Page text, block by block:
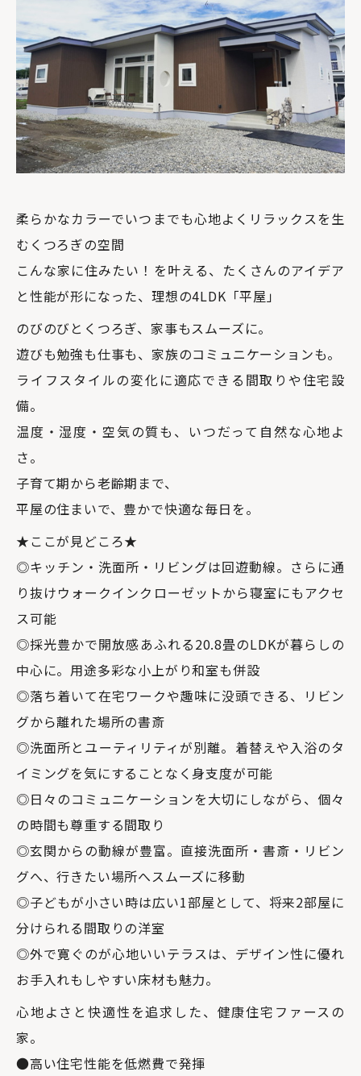
柔らかなカラーでいつまでも心地よくリラックスを生
むくつろぎの空間
こんな家に住みたい！を叶える、たくさんのアイデア
と性能が形になった、理想の4LDK「平屋」
のびのびとくつろぎ、家事もスムーズに。
遊びも勉強も仕事も、家族のコミュニケーションも。
ライフスタイルの変化に適応できる間取りや住宅設
備。
温度・湿度・空気の質も、いつだって自然な心地よ
さ。
子育て期から老齢期まで、
平屋の住まいで、豊かで快適な毎日を。
★ここが見どころ★
◎キッチン・洗面所・リビングは回遊動線。さらに通
り抜けウォークインクローゼットから寝室にもアクセ
ス可能
◎採光豊かで開放感あふれる20.8畳のLDKが暮らしの
中心に。用途多彩な小上がり和室も併設
◎落ち着いて在宅ワークや趣味に没頭できる、リビン
グから離れた場所の書斎
◎洗面所とユーティリティが別離。着替えや入浴のタ
イミングを気にすることなく身支度が可能
◎日々のコミュニケーションを大切にしながら、個々
の時間も尊重する間取り
◎玄関からの動線が豊富。直接洗面所・書斎・リビン
グへ、行きたい場所へスムーズに移動
◎子どもが小さい時は広い1部屋として、将来2部屋に
分けられる間取りの洋室
◎外で寛ぐのが心地いいテラスは、デザイン性に優れ
お手入れもしやすい床材も魅力。
心地よさと快適性を追求した、健康住宅ファースの
家。
●高い住宅性能を低燃費で発揮